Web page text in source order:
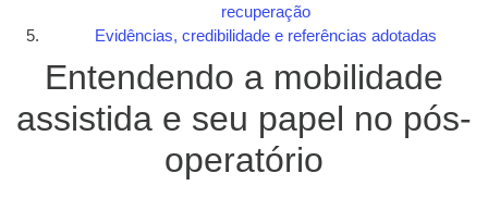
recuperação
Evidências, credibilidade e referências adotadas
Entendendo a mobilidade
assistida e seu papel no pós-
operatório